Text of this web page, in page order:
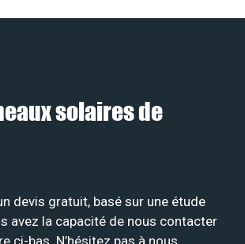
solaires de
devis gratuit, basé sur une étude
avez la capacité de nous contacter
ci-bas. N’hésitez pas à nous